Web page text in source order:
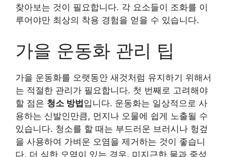
찾아보는 것이 필요합니다. 각 요소들이 조화를 이
루어야만 최상의 착용 경험을 얻을 수 있습니다.
가을 운동화 관리 팁
가을 운동화를 오랫동안 새것처럼 유지하기 위해서
는 적절한 관리가 필요합니다. 첫 번째로 고려해야
할 점은 청소 방법 입니다. 운동화는 일상적으로 사
용하는 신발인만큼, 먼지나 오물에 쉽게 노출될 수
있습니다. 청소를 할 때는 부드러운 브러시나 헝겊
을 사용하여 가벼운 오염을 제거하는 것이 좋습니
다. 더 심한 오염이 있는 경우, 미지근한 물과 중성